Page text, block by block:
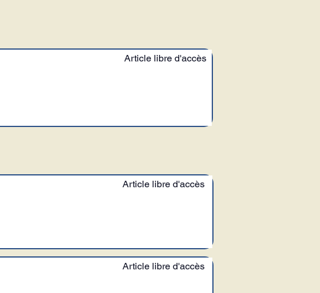
Article libre d'accès
Article libre d'accès
Article libre d'accès